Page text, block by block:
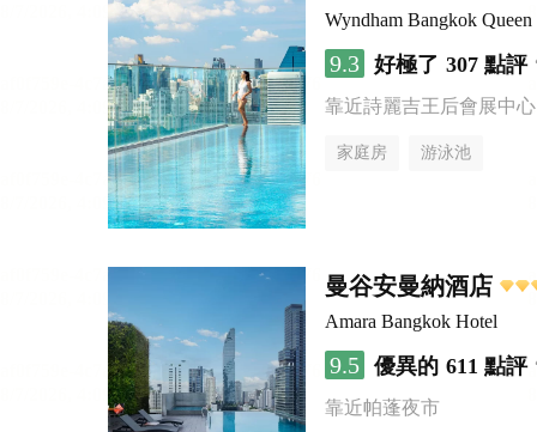
Wyndham Bangkok
9.3 好極了 307 點評
靠近詩麗吉王后會展中心
家庭房 游泳池
曼谷安曼納酒店
Amara Bangkok Hotel
9.5 優異的 611 點評
靠近帕蓬夜市